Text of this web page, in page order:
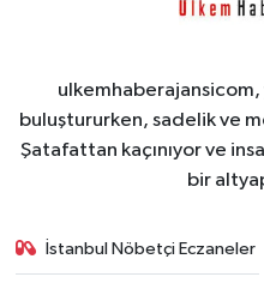
ulkemhaberajansicom,
buluştururken, sadelik ve
Şatafattan kaçınıyor ve
bir
İstanbul Nöbetçi Eczaneler